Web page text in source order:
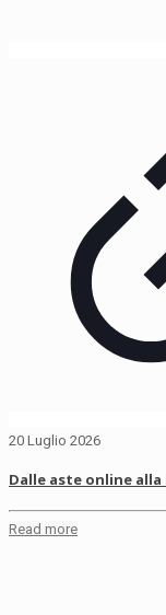
20 Luglio 2026
Dalle aste online
Read more